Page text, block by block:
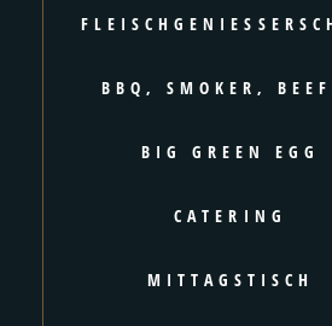
BBQ, SMOKER,
BIG GREEN EGG
CATERING
MITTAGSTISCH